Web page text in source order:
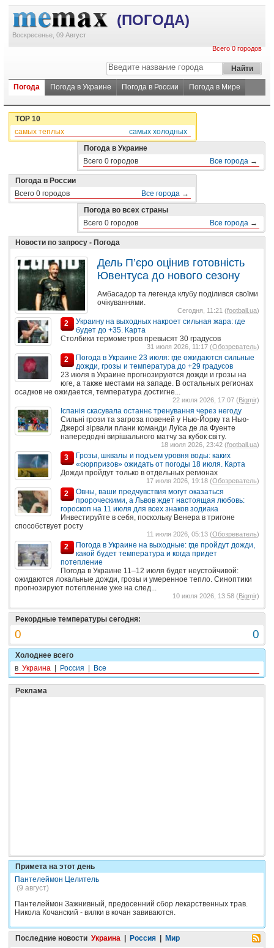
(ПОГОДА)
Воскресенье, 09 Август
Всего 0 городов
Погода Погода в Украине Погода в России Погода в Мире
ТОР 10
самых теплых
самых холодных
Погода в Украине
Всего 0 городов
Все города →
Погода в России
Всего 0 городов
Все города →
Погода во всех страны
Всего 0 городов
Все города →
Новости по запросу - Погода
Дель П’єро оцінив готовність
Ювентуса до нового сезону
Амбасадор та легенда клубу поділився своїми
очікуваннями.
Сегодня, 11:21 (football.ua)
2
Украину на выходных накроет сильная жара: где
будет до +35. Карта
Столбики термометров превысят 30 градусов
31 июля 2026, 11:17 (Обозреватель)
2
Погода в Украине 23 июля: где ожидаются сильные
дожди, грозы и температура до +29 градусов
23 июля в Украине прогнозируются дожди и грозы на
юге, а также местами на западе. В остальных регионах
осадков не ожидается, температура достигне...
22 июля 2026, 17:07 (Bigmir)
Іспанія скасувала останнє тренування через негоду
Сильні грози та загроза повеней у Нью-Йорку та Нью-
Джерсі зірвали плани команди Луїса де ла Фуенте
напередодні вирішального матчу за кубок світу.
18 июля 2026, 23:42 (football.ua)
3
Грозы, шквалы и подъем уровня воды: каких
«сюрпризов» ожидать от погоды 18 июля. Карта
Дожди пройдут только в отдельных регионах
17 июля 2026, 19:18 (Обозреватель)
2
Овны, ваши предчувствия могут оказаться
пророческими, а Львов ждет настоящая любовь:
гороскоп на 11 июля для всех знаков зодиака
Инвестируйте в себя, поскольку Венера в тригоне
способствует росту
11 июля 2026, 05:13 (Обозреватель)
2
Погода в Украине на выходные: где пройдут дожди,
какой будет температура и когда придет
потепление
Погода в Украине 11–12 июля будет неустойчивой:
ожидаются локальные дожди, грозы и умеренное тепло. Синоптики
прогнозируют потепление уже на след...
10 июля 2026, 13:58 (Bigmir)
Рекордные температуры сегодня:
0 0
Холоднее всего
в Украина | Россия | Все
Реклама
Примета на этот день
Пантелеймон Целитель
(9 август)
Пантелеймон Зажнивный, предосенний сбор лекарственных трав.
Никола Кочанский - вилки в кочан завиваются.
Последние новости Украина | Россия | Мир